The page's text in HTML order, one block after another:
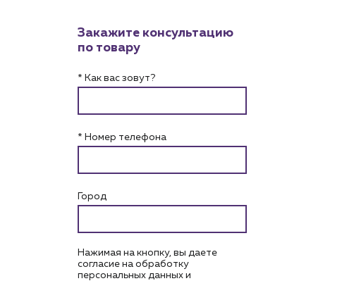
Закажите консультацию
по товару
* Как вас зовут?
* Номер телефона
Город
Нажимая на кнопку, вы даете
согласие на обработку
персональных данных и